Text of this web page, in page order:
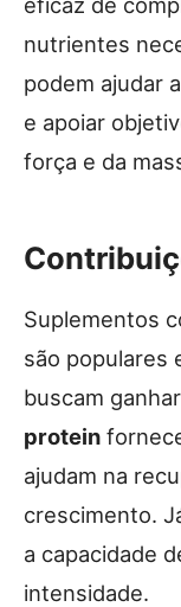
nutrientes
podem ajudar
e apoiar
força e da
Suplementos
são populares
buscam
protein
ajudam na
crescimento.
a capacidade
intensidade.